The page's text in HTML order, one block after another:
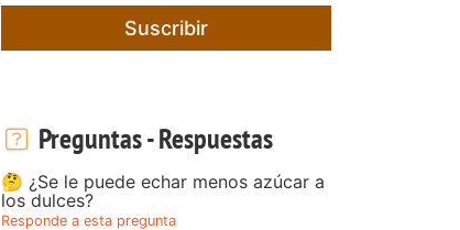
Suscribir
Preguntas - Respuestas
🤔 ¿Se le puede echar menos azúcar a
los dulces?
Responde a esta pregunta